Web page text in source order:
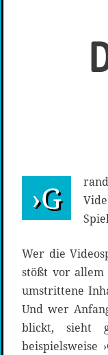
›G
Wer die
stößt vor allem
umstrittene
Und wer
blickt, sieht
beispielsweise